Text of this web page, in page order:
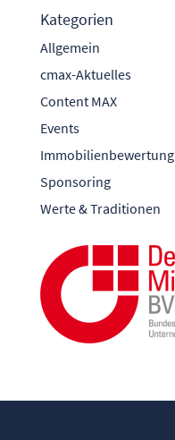
Kategorien
Allgemein
cmax-Aktuelles
Content MAX
Events
Immobilienbewertung
Sponsoring
Werte & Traditionen